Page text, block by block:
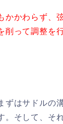
かかわらず、
削って調整を
ずはサドルの
。そして、そ